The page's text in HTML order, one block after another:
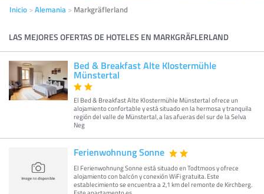
Inicio Alemania Markgräflerland
LAS MEJORES OFERTAS DE HOTELES EN MARKGRÄFLERLAND
Bed & Breakfast Alte Klostermühle
Münstertal
El Bed & Breakfast Alte Klostermühle Münstertal ofrece un
alojamiento confortable y está situado en la hermosa y tranquila
región del valle de Münstertal, a las afueras del sur de la Selva
Neg
Ferienwohnung Sonne
El Ferienwohnung Sonne está situado en Todtmoos y ofrece
alojamiento con balcón y conexión WiFi gratuita. Este
establecimiento se encuentra a 2,1 km del remonte de Kirchberg.